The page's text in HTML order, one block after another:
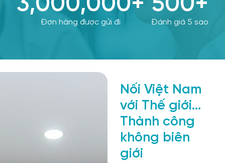
Đơn hàng được gửi đi Đánh giá 5 sao
Nối Việt Nam
với Thế giới...
Thành công
không biên
giới